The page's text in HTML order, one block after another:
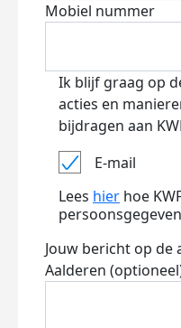
Mobiel nummer
Ik blijf graag op
acties en
bijdragen aan
E-mail
Lees hier hoe
Jouw bericht op de
Aalderen